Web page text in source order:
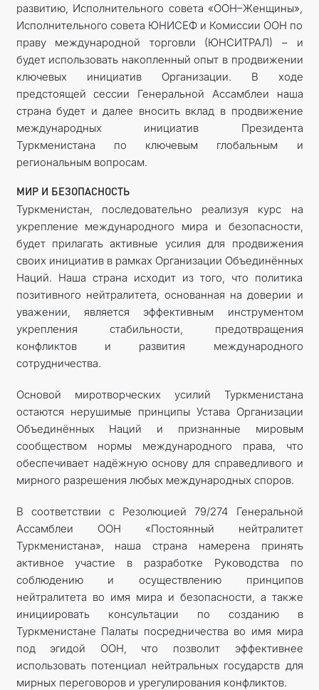
развитию, Исполнительного совета «ООН–Женщины»,
Исполнительного совета ЮНИСЕФ и Комиссии ООН по
праву международной торговли (ЮНСИТРАЛ) – и
будет использовать накопленный опыт в продвижении
ключевых инициатив Организации. В ходе
предстоящей сессии Генеральной Ассамблеи наша
страна будет и далее вносить вклад в продвижение
международных инициатив Президента
Туркменистана по ключевым глобальным и
региональным вопросам.
МИР И БЕЗОПАСНОСТЬ
Туркменистан, последовательно реализуя курс на
укрепление международного мира и безопасности,
будет прилагать активные усилия для продвижения
своих инициатив в рамках Организации Объединённых
Наций. Наша страна исходит из того, что политика
позитивного нейтралитета, основанная на доверии и
уважении, является эффективным инструментом
укрепления стабильности, предотвращения
конфликтов и развития международного
сотрудничества.
Основой миротворческих усилий Туркменистана
остаются нерушимые принципы Устава Организации
Объединённых Наций и признанные мировым
сообществом нормы международного права, что
обеспечивает надёжную основу для справедливого и
мирного разрешения любых международных споров.
В соответствии с Резолюцией 79/274 Генеральной
Ассамблеи ООН «Постоянный нейтралитет
Туркменистана», наша страна намерена принять
активное участие в разработке Руководства по
соблюдению и осуществ­лению принципов
нейтралитета во имя мира и безопасности, а также
инициировать консультации по созданию в
Туркменистане Палаты посредничества во имя мира
под эгидой ООН, что позволит эффективнее
использовать потенциал нейтральных государств для
мирных переговоров и урегулирования конфликтов.